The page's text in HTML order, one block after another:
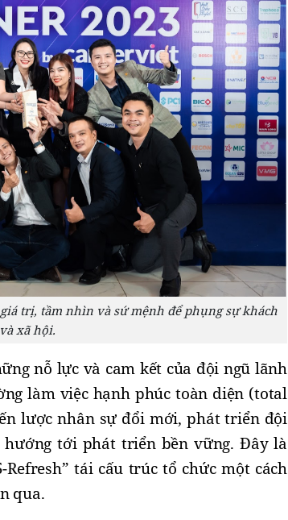
trị, tầm nhìn và sứ mệnh để phụng sự khách
xã hội.
nỗ lực và cam kết của đội ngũ lãnh
làm việc hạnh phúc toàn diện (total
lược nhân sự đổi mới, phát triển đội
tới phát triển bền vững. Đây là
tái cấu trúc tổ chức một cách
qua.